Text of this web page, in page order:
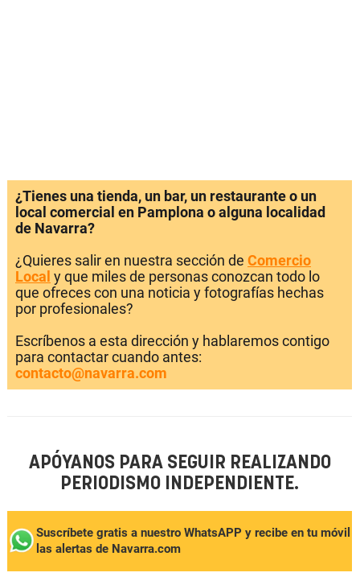
¿Tienes una tienda, un bar, un restaurante o un
local comercial en Pamplona o alguna localidad
de Navarra?
¿Quieres salir en nuestra sección de Comercio
Local y que miles de personas conozcan todo lo
que ofreces con una noticia y fotografías hechas
por profesionales?
Escríbenos a esta dirección y hablaremos contigo
para contactar cuando antes:
contacto@navarra.com
APÓYANOS PARA SEGUIR REALIZANDO
PERIODISMO INDEPENDIENTE.
Suscríbete gratis a nuestro WhatsAPP y recibe en tu móvil
las alertas de Navarra.com